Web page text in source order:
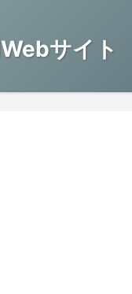
サイト